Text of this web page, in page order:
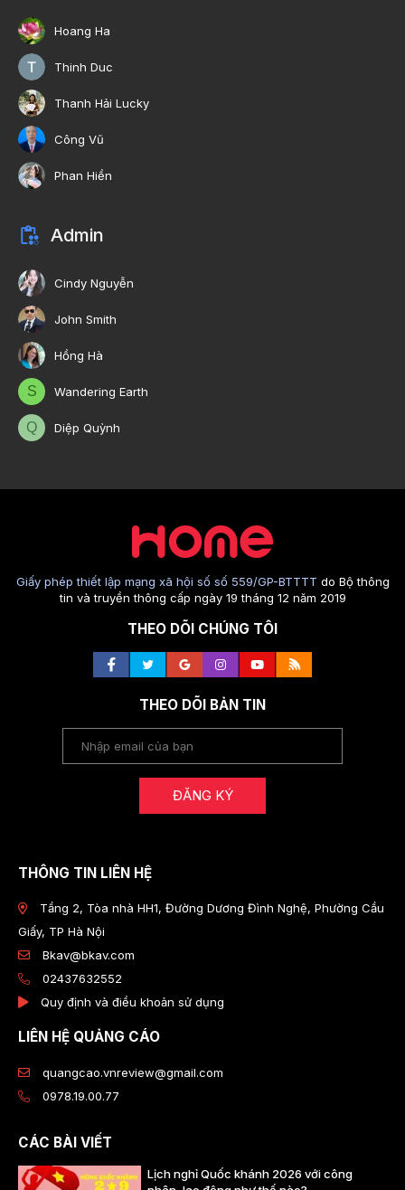
Hoang Ha
Thinh Duc
Thanh Hải Lucky
Công Vũ
Phan Hiền
Admin
Cindy Nguyễn
John Smith
Hồng Hà
S Wandering Earth
Q Diệp Quỳnh
Giấy phép thiết lập mạng xã hội số số 559/GP-BTTTT do Bộ thông
tin và truyền thông cấp ngày 19 tháng 12 năm 2019
THEO DÕI CHÚNG TÔI
THEO DÕI BẢN TIN
ĐĂNG KÝ
THÔNG TIN LIÊN HỆ
Tầng 2, Tòa nhà HH1, Đường Dương Đình Nghệ, Phường Cầu
Giấy, TP Hà Nội
Bkav@bkav.com
02437632552
Quy định và điều khoản sử dụng
LIÊN HỆ QUẢNG CÁO
quangcao.vnreview@gmail.com
0978.19.00.77
CÁC BÀI VIẾT
Lịch nghỉ Quốc khánh 2026 với công